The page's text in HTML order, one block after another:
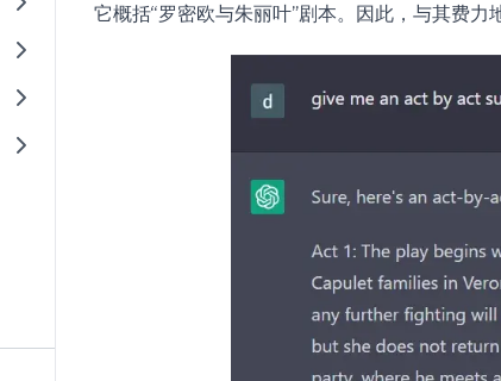
它概括“罗密欧与朱丽叶”剧本。因此，与其费